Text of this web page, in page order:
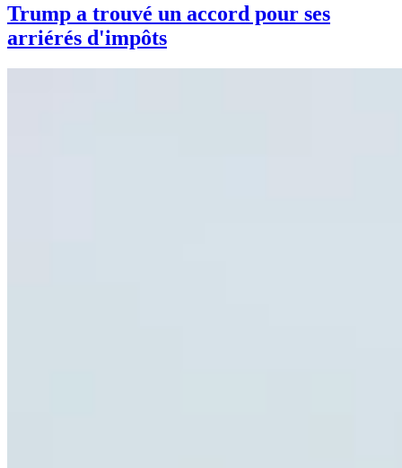
Trump a trouvé un accord pour ses
arriérés d'impôts